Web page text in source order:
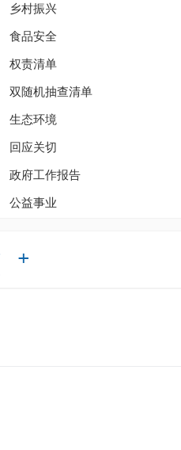
乡村振兴
食品安全
权责清单
双随机抽查清单
生态环境
回应关切
政府工作报告
公益事业